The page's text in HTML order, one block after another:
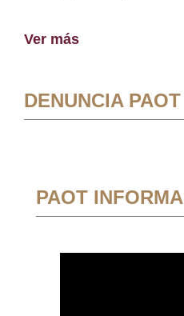
Ver más
DENUNCIA PAOT
PAOT INFORMA